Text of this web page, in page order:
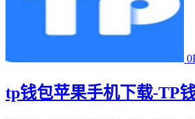
tp钱包苹果手机下载-TP